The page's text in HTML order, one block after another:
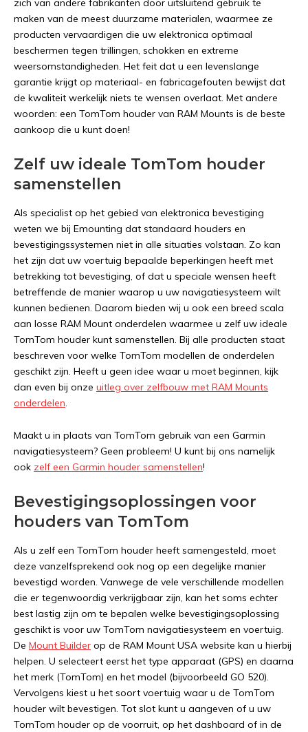
zich van andere fabrikanten door uitsluitend gebruik te
maken van de meest duurzame materialen, waarmee ze
producten vervaardigen die uw elektronica optimaal
beschermen tegen trillingen, schokken en extreme
weersomstandigheden. Het feit dat u een levenslange
garantie krijgt op materiaal- en fabricagefouten bewijst dat
de kwaliteit werkelijk niets te wensen overlaat. Met andere
woorden: een TomTom houder van RAM Mounts is de beste
aankoop die u kunt doen!
Zelf uw ideale TomTom houder
samenstellen
Als specialist op het gebied van elektronica bevestiging
weten we bij Emounting dat standaard houders en
bevestigingssystemen niet in alle situaties volstaan. Zo kan
het zijn dat uw voertuig bepaalde beperkingen heeft met
betrekking tot bevestiging, of dat u speciale wensen heeft
betreffende de manier waarop u uw navigatiesysteem wilt
kunnen bedienen. Daarom bieden wij u ook een breed scala
aan losse RAM Mount onderdelen waarmee u zelf uw ideale
TomTom houder kunt samenstellen. Bij alle producten staat
beschreven voor welke TomTom modellen de onderdelen
geschikt zijn. Heeft u geen idee waar u moet beginnen, kijk
dan even bij onze uitleg over zelfbouw met RAM Mounts
onderdelen.
Maakt u in plaats van TomTom gebruik van een Garmin
navigatiesysteem? Geen probleem! U kunt bij ons namelijk
ook zelf een Garmin houder samenstellen!
Bevestigingsoplossingen voor
houders van TomTom
Als u zelf een TomTom houder heeft samengesteld, moet
deze vanzelfsprekend ook nog op een degelijke manier
bevestigd worden. Vanwege de vele verschillende modellen
die er tegenwoordig verkrijgbaar zijn, kan het soms echter
best lastig zijn om te bepalen welke bevestigingsoplossing
geschikt is voor uw TomTom navigatiesysteem en voertuig.
De Mount Builder op de RAM Mount USA website kan u hierbij
helpen. U selecteert eerst het type apparaat (GPS) en daarna
het merk (TomTom) en het model (bijvoorbeeld GO 520).
Vervolgens kiest u het soort voertuig waar u de TomTom
houder wilt bevestigen. Tot slot kunt u aangeven of u uw
TomTom houder op de voorruit, op het dashboard of in de